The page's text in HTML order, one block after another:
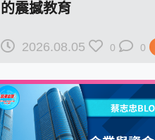
的震撼教育
2026.08.05 0 0